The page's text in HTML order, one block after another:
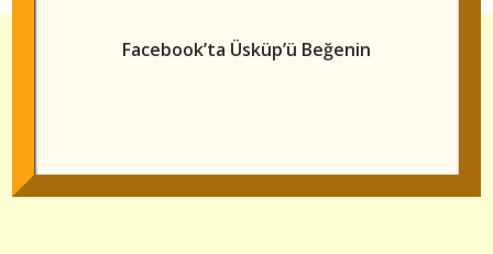
Facebook’ta Üsküp’ü Beğenin